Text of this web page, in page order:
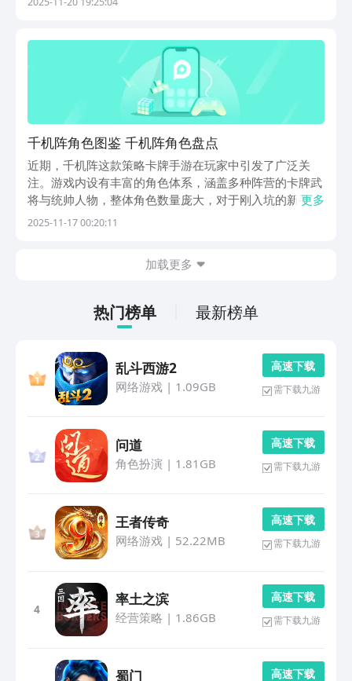
千机阵角色图鉴 千机阵角色盘点
近期，千机阵这款策略卡牌手游在玩家中引发了广泛关
注。游戏内设有丰富的角色体系，涵盖多种阵营的卡牌武
将与统帅人物，整体角色数量庞大，对于刚入坑的新手玩
家来说，往往难以快速分辨各角色的定位与用途。本期内
更多
2025-11-17 00:20:11
加载更多
热门榜单 最新榜单
乱斗西游2
网络游戏| 1.09GB
高 速 下 载
需下载九游
问道
角色扮演 | 1.81GB
高 速 下 载
需下载九游
王者传奇
网络游戏| 52.22MB
高 速 下 载
需下载九游
4
率土之滨
经营策略 | 1.86GB
高 速 下 载
需下载九游
蜀门 高 速 下 载